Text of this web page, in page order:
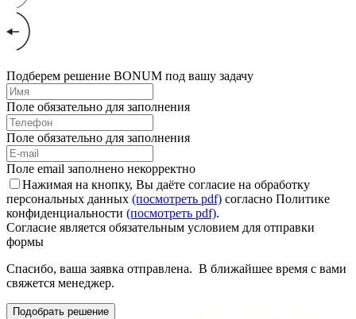
Подберем решение BONUM под вашу задачу
Поле обязательно для заполнения
Поле обязательно для заполнения
Поле email заполнено некорректно
Нажимая на кнопку, Вы даёте согласие на обработку
персональных данных (посмотреть pdf) согласно Политике
конфиденциальности (посмотреть pdf).
Согласие является обязательным условием для отправки
формы
Спасибо, ваша заявка отправлена. В ближайшее время с вами
свяжется менеджер.
Подобрать решение